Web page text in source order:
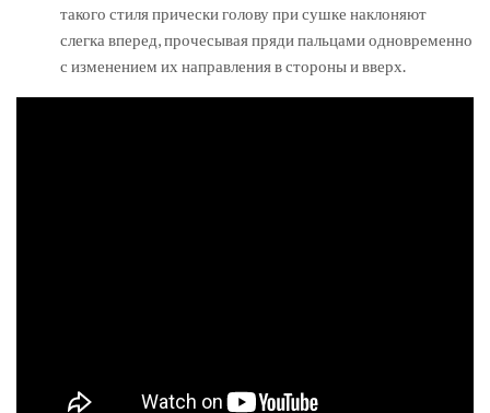
такого стиля прически голову при сушке наклоняют
слегка вперед, прочесывая пряди пальцами одновременно
с изменением их направления в стороны и вверх.